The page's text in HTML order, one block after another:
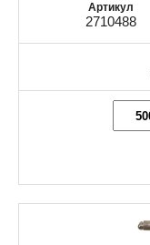
2710488